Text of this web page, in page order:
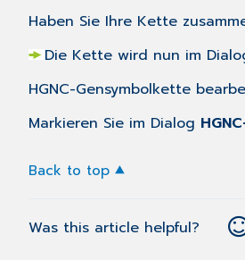
Haben Sie Ihre Kette
Die Kette wird nun im
HGNC-Gensymbolkette
Markieren Sie im Dialog
Back to top
Was this article helpful?